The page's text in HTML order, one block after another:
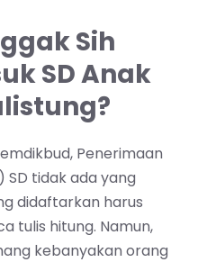
Sih
SD Anak
Penerimaan
SD tidak ada yang
didaftarkan harus
tulis hitung. Namun,
kebanyakan orang